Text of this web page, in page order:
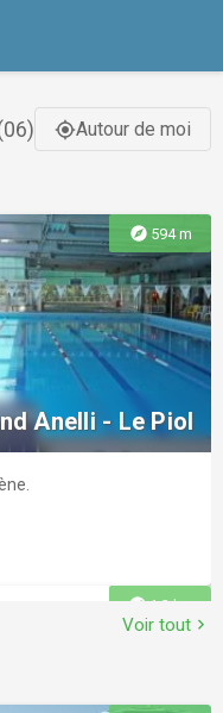
gps_fixedAutour de moi
explore 594 m
Anelli - Le Piol
explore1.2 km
Voir tout chevron_right